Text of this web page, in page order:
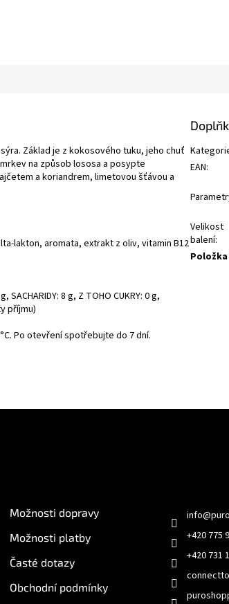
Základ je z kokosového tuku, jeho chuť
na způsob lososa a posypte
a koriandrem, limetovou šťávou a
lakton, aromata, extrakt z oliv, vitamin B12
SACHARIDY: 8 g, Z TOHO CUKRY: 0 g,
příjmu)
Po otevření spotřebujte do 7 dní.
EAN:
Velikost
balení:
Možnosti dopravy
Možnosti platby
Časté dotazy
Obchodní podmínky
info@
+420 775
+420 731